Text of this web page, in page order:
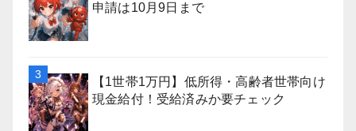
申請は10月9日まで
【1世帯1万円】低所得・高齢者世帯向け
現金給付！受給済みか要チェック